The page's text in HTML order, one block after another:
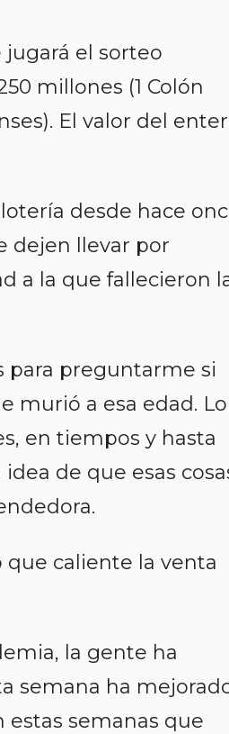
jugará el sorteo
millones (1 Colón
El valor del
desde hace
dejen llevar por
a la que fallecieron
para preguntarme si
murió a esa edad. Lo
en tiempos y hasta
de que esas
que caliente la venta
la gente ha
semana ha
estas semanas que